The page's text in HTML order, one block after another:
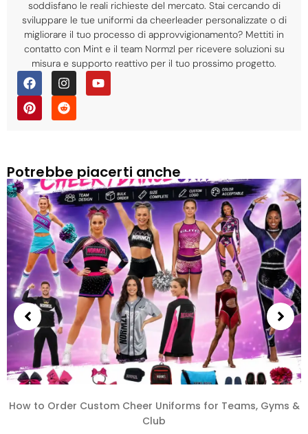
soddisfano le reali richieste del mercato. Stai cercando di
sviluppare le tue uniformi da cheerleader personalizzate o di
migliorare il tuo processo di approvvigionamento? Mettiti in
contatto con Mint e il team Normzl per ricevere soluzioni su
misura e supporto reattivo per il tuo prossimo progetto.
Potrebbe piacerti anche
How to Order Custom Cheer Uniforms for Teams, Gyms &
Club